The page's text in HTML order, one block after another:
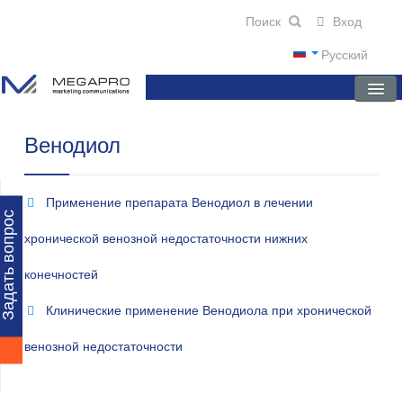
вопрос
Русский
Вход
ГЛАВНАЯ
О КОМПАНИИ
НОВОСТИ
ПРЕПАРАТЫ
Венодиол
Применение препарата Венодиол в лечении
хронической венозной недостаточности нижних
конечностей
Клинические применение Венодиола при хронической
венозной недостаточности